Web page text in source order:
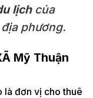
lịchcủa
phương.
Mỹ Thuận
là đơn vị cho thuê